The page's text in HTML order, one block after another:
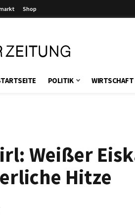
Shop
POLITIK WIRTSCHAFT
Weißer
Hitze